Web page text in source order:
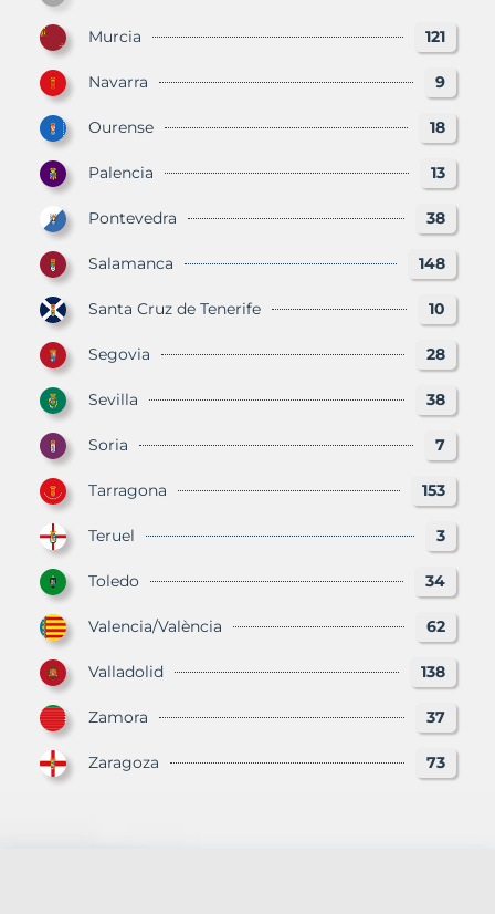
Murcia 121
Navarra 9
Ourense 18
Palencia 13
Pontevedra 38
Salamanca 148
Santa Cruz de Tenerife 10
Segovia 28
Sevilla 38
Soria 7
Tarragona 153
Teruel 3
Toledo 34
Valencia/València 62
Valladolid 138
Zamora 37
Zaragoza 73